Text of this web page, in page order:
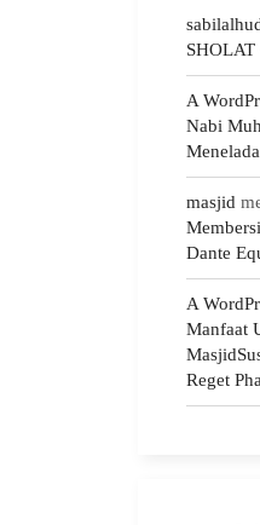
A
Nabi
masjid
Dante
A
Manfaat
Reget